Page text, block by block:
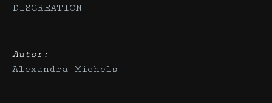
DISCREATION
Autor:
Alexandra Michels